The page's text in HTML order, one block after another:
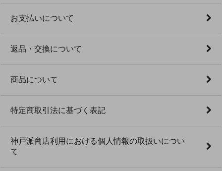
お支払いについて
返品・交換について
商品について
特定商取引法に基づく表記
神戸派商店利用における個人情報の取扱いについ
て